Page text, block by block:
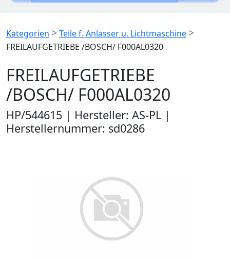
Kategorien >Teile f. Anlasser u. Lichtmaschine >
FREILAUFGETRIEBE /BOSCH/ F000AL0320
FREILAUFGETRIEBE
/BOSCH/ F000AL0320
HP/544615 | Hersteller: AS-PL |
Herstellernummer: sd0286